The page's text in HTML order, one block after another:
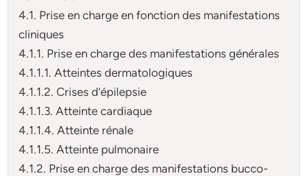
4.1. Prise en charge en fonction des manifestations
cliniques
4.1.1. Prise en charge des manifestations générales
4.1.1.1. Atteintes dermatologiques
4.1.1.2. Crises d’épilepsie
4.1.1.3. Atteinte cardiaque
4.1.1.4. Atteinte rénale
4.1.1.5. Atteinte pulmonaire
4.1.2. Prise en charge des manifestations bucco-